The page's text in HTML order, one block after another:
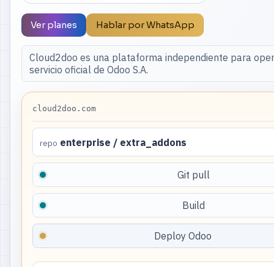
Ver planes Hablar por WhatsApp
Cloud2doo es una plataforma independiente para
servicio oficial de Odoo S.A.
cloud2doo.com
repo enterprise / extra_addons
Git pull
Build
Deploy Odoo